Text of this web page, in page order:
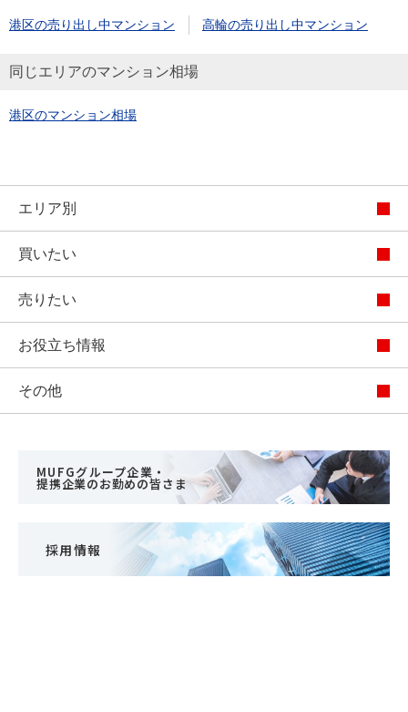
港区の売り出し中マンション 高輪の売り出し中マンション
同じエリアのマンション相場
港区のマンション相場
エリア別
買いたい
売りたい
お役立ち情報
その他
MUFGグループ企業・
提携企業のお勤めの皆さま
採用情報